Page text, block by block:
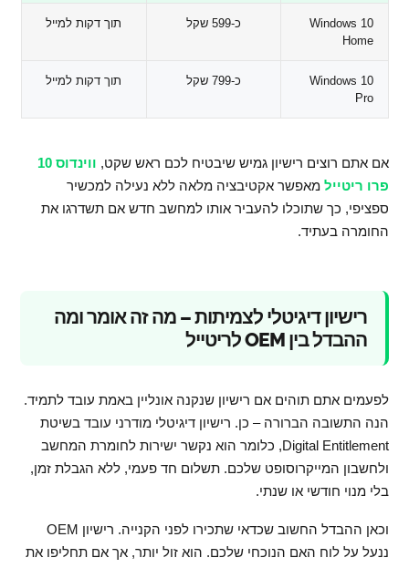
Windows 10
Home
כ-599 שקל תוך דקות למייל
Windows 10
Pro
כ-799 שקל תוך דקות למייל
אם אתם רוצים רישיון גמיש שיבטיח לכם ראש שקט,
ווינדוס 10
פרו ריטייל מאפשר אקטיבציה מלאה ללא נעילה למכשיר
ספציפי, כך שתוכלו להעביר אותו למחשב חדש אם תשדרגו את
החומרה בעתיד.
רישיון דיגיטלי לצמיתות – מה זה אומר ומה
ההבדל בין OEM לריטייל
לפעמים אתם תוהים אם רישיון שנקנה אונליין באמת עובד לתמיד.
הנה התשובה הברורה – כן. רישיון דיגיטלי מודרני עובד בשיטת
Digital Entitlement, כלומר הוא נקשר ישירות לחומרת המחשב
ולחשבון המייקרוסופט שלכם. תשלום חד פעמי, ללא הגבלת זמן,
בלי מנוי חודשי או שנתי.
וכאן ההבדל החשוב שכדאי שתכירו לפני הקנייה. רישיון OEM
ננעל על לוח האם הנוכחי שלכם. הוא זול יותר, אך אם תחליפו את